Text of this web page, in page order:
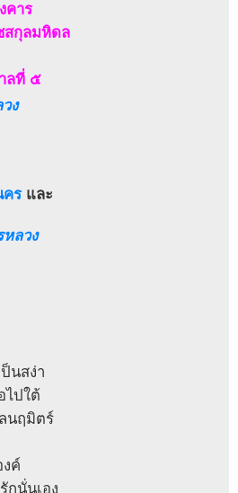
คาร
สกุลมหิดล
ลที่ ๕
ง
ครและ
ลวง
นสง่า
ไปใต้
นฤมิตร์
ค์
กนั่นเอง